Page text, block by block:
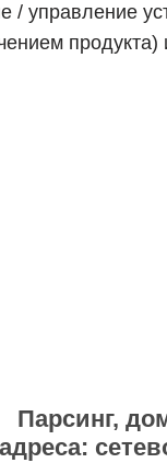
/ управление
продукта)
Парсинг,
адреса: